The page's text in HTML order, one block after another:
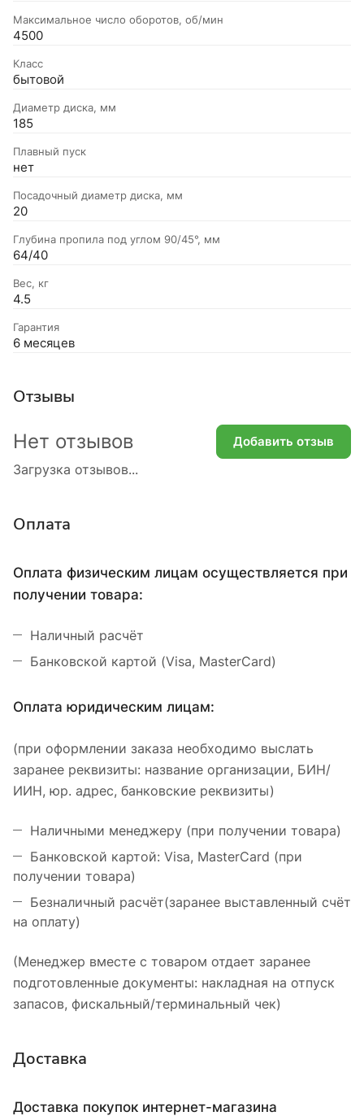
Максимальное число оборотов, об/мин
4500
Класс
бытовой
Диаметр диска, мм
185
Плавный пуск
нет
Посадочный диаметр диска, мм
20
Глубина пропила под углом 90/45°, мм
64/40
Вес, кг
4.5
Гарантия
6 месяцев
Отзывы
Загрузка отзывов...
Нет отзывов Добавить отзыв
Оплата
Оплата физическим лицам осуществляется при
получении товара:
Наличный расчёт
Банковской картой (Visa, MasterCard)
Оплата юридическим лицам:
(при оформлении заказа необходимо выслать
заранее реквизиты: название организации, БИН/
ИИН, юр. адрес, банковские реквизиты)
Наличными менеджеру (при получении товара)
Банковской картой: Visa, MasterCard (при
получении товара)
Безналичный расчёт(заранее выставленный счёт
на оплату)
(Менеджер вместе с товаром отдает заранее
подготовленные документы: накладная на отпуск
запасов, фискальный/терминальный чек)
Доставка
Доставка покупок интернет-магазина